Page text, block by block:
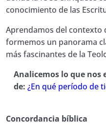
8. Manual de Estudio
Quiz Biblia 8. Manual de
9. Manual de Estudio
10. Manual de Estudio
conocimiento de las
Aprendamos del contexto
formemos un panorama
más fascinantes de la
Analicemos lo que nos
de: ¿En qué período de
Concordancia bíblica